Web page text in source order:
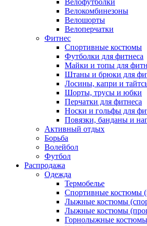
Велофутболки
Велокомбинезоны
Велошорты
Велоперчатки
Фитнес
Спортивные костюмы
Футболки для фитнеса
Майки и топы для
Штаны и брюки для
Лосины, капри и
Шорты, трусы и юбки
Перчатки для фитнеса
Носки и гольфы для
Повязки, банданы и
Активный отдых
Борьба
Волейбол
Футбол
Распродажа
Одежда
Термобелье
Спортивные костюмы
Лыжные костюмы
Лыжные костюмы
Горнолыжные костюмы